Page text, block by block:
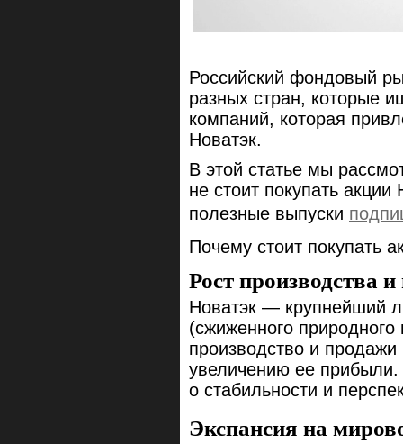
Российский фондовый
разных стран, которые
компаний, которая
Новатэк.
В этой статье мы
не стоит покупать
полезные выпуски
Почему стоит покупать
Рост производства
Новатэк — крупнейший
(сжиженного
производство и
увеличению ее прибыли.
о стабильности и
Экспансия на